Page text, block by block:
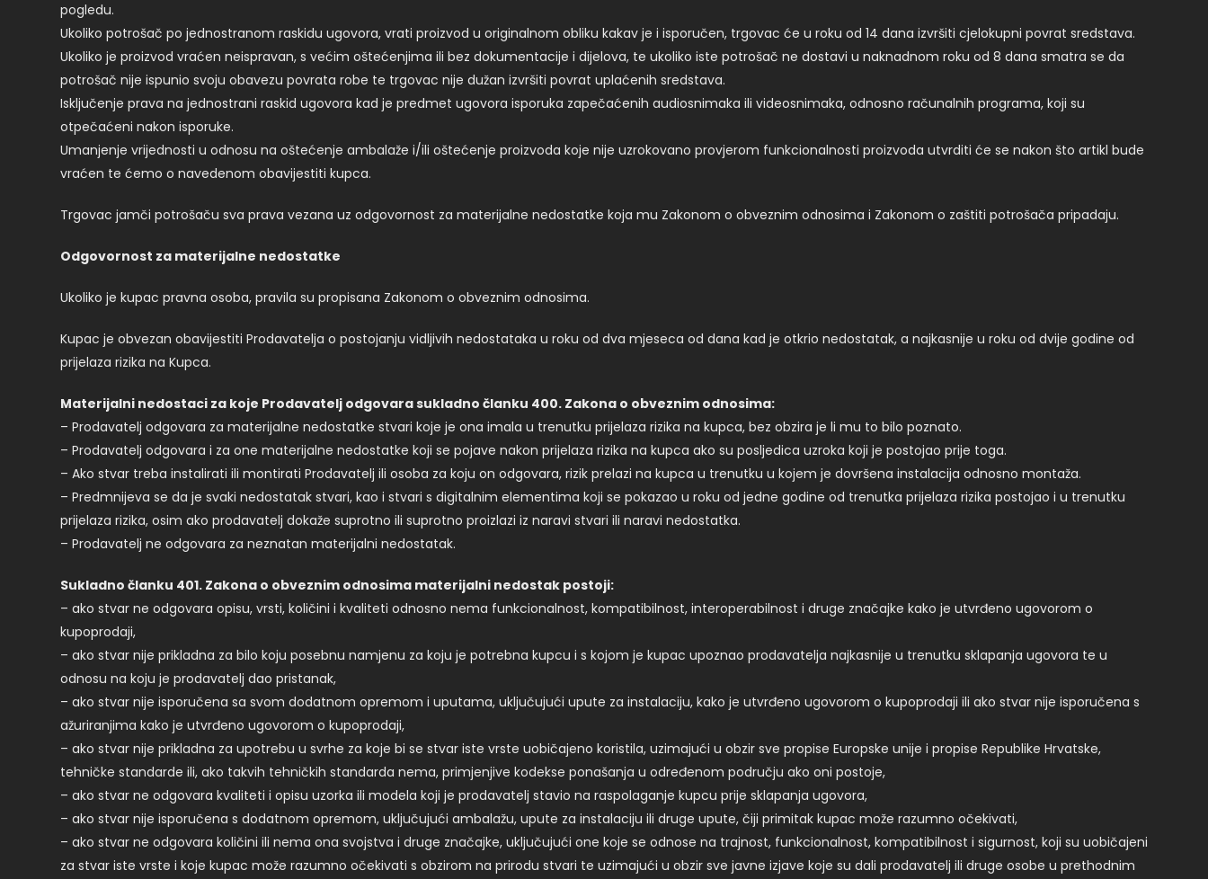
pogledu.
Ukoliko potrošač po jednostranom raskidu ugovora, vrati proizvod u originalnom obliku kakav je i isporučen, trgovac će u roku od 14 dana izvršiti cjelokupni povrat sredstava.
Ukoliko je proizvod vraćen neispravan, s većim oštećenjima ili bez dokumentacije i dijelova, te ukoliko iste potrošač ne dostavi u naknadnom roku od 8 dana smatra se da
potrošač nije ispunio svoju obavezu povrata robe te trgovac nije dužan izvršiti povrat uplaćenih sredstava.
Isključenje prava na jednostrani raskid ugovora kad je predmet ugovora isporuka zapečaćenih audiosnimaka ili videosnimaka, odnosno računalnih programa, koji su
otpečaćeni nakon isporuke.
Umanjenje vrijednosti u odnosu na oštećenje ambalaže i/ili oštećenje proizvoda koje nije uzrokovano provjerom funkcionalnosti proizvoda utvrditi će se nakon što artikl bude
vraćen te ćemo o navedenom obavijestiti kupca.
Trgovac jamči potrošaču sva prava vezana uz odgovornost za materijalne nedostatke koja mu Zakonom o obveznim odnosima i Zakonom o zaštiti potrošača pripadaju.
Odgovornost za materijalne nedostatke
Ukoliko je kupac pravna osoba, pravila su propisana Zakonom o obveznim odnosima.
Kupac je obvezan obavijestiti Prodavatelja o postojanju vidljivih nedostataka u roku od dva mjeseca od dana kad je otkrio nedostatak, a najkasnije u roku od dvije godine od
prijelaza rizika na Kupca.
Materijalni nedostaci za koje Prodavatelj odgovara sukladno članku 400. Zakona o obveznim odnosima:
– Prodavatelj odgovara za materijalne nedostatke stvari koje je ona imala u trenutku prijelaza rizika na kupca, bez obzira je li mu to bilo poznato.
– Prodavatelj odgovara i za one materijalne nedostatke koji se pojave nakon prijelaza rizika na kupca ako su posljedica uzroka koji je postojao prije toga.
– Ako stvar treba instalirati ili montirati Prodavatelj ili osoba za koju on odgovara, rizik prelazi na kupca u trenutku u kojem je dovršena instalacija odnosno montaža.
– Predmnijeva se da je svaki nedostatak stvari, kao i stvari s digitalnim elementima koji se pokazao u roku od jedne godine od trenutka prijelaza rizika postojao i u trenutku
prijelaza rizika, osim ako prodavatelj dokaže suprotno ili suprotno proizlazi iz naravi stvari ili naravi nedostatka.
– Prodavatelj ne odgovara za neznatan materijalni nedostatak.
Sukladno članku 401. Zakona o obveznim odnosima materijalni nedostak postoji:
– ako stvar ne odgovara opisu, vrsti, količini i kvaliteti odnosno nema funkcionalnost, kompatibilnost, interoperabilnost i druge značajke kako je utvrđeno ugovorom o
kupoprodaji,
– ako stvar nije prikladna za bilo koju posebnu namjenu za koju je potrebna kupcu i s kojom je kupac upoznao prodavatelja najkasnije u trenutku sklapanja ugovora te u
odnosu na koju je prodavatelj dao pristanak,
– ako stvar nije isporučena sa svom dodatnom opremom i uputama, uključujući upute za instalaciju, kako je utvrđeno ugovorom o kupoprodaji ili ako stvar nije isporučena s
ažuriranjima kako je utvrđeno ugovorom o kupoprodaji,
– ako stvar nije prikladna za upotrebu u svrhe za koje bi se stvar iste vrste uobičajeno koristila, uzimajući u obzir sve propise Europske unije i propise Republike Hrvatske,
tehničke standarde ili, ako takvih tehničkih standarda nema, primjenjive kodekse ponašanja u određenom području ako oni postoje,
– ako stvar ne odgovara kvaliteti i opisu uzorka ili modela koji je prodavatelj stavio na raspolaganje kupcu prije sklapanja ugovora,
– ako stvar nije isporučena s dodatnom opremom, uključujući ambalažu, upute za instalaciju ili druge upute, čiji primitak kupac može razumno očekivati,
– ako stvar ne odgovara količini ili nema ona svojstva i druge značajke, uključujući one koje se odnose na trajnost, funkcionalnost, kompatibilnost i sigurnost, koji su uobičajeni
za stvar iste vrste i koje kupac može razumno očekivati s obzirom na prirodu stvari te uzimajući u obzir sve javne izjave koje su dali prodavatelj ili druge osobe u prethodnim